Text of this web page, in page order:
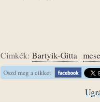
Cimkék: Bartyik-Gitta
Oszd meg a cikket